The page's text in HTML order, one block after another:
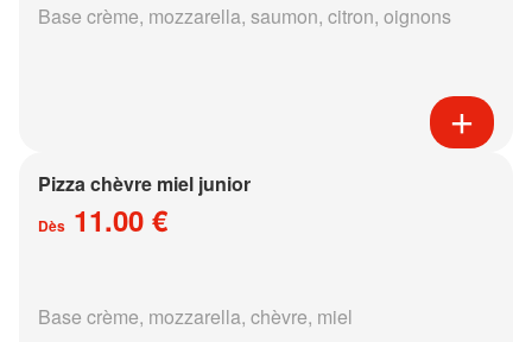
Base crème, mozzarella, saumon, citron, oignons
Pizza chèvre miel junior
Dès 11.00 €
Base crème, mozzarella, chèvre, miel